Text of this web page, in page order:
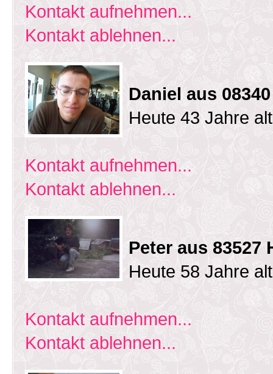
Kontakt aufnehmen...
Kontakt ablehnen...
Daniel aus
Heute 43 Jahre
Kontakt aufnehmen...
Kontakt ablehnen...
Peter aus 83527
Heute 58 Jahre
Kontakt aufnehmen...
Kontakt ablehnen...